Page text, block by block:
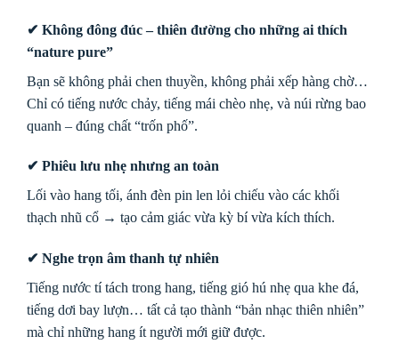
✔ Không đông đúc – thiên đường cho những ai thích
“nature pure”
Bạn sẽ không phải chen thuyền, không phải xếp hàng chờ…
Chỉ có tiếng nước chảy, tiếng mái chèo nhẹ, và núi rừng bao
quanh – đúng chất “trốn phố”.
✔ Phiêu lưu nhẹ nhưng an toàn
Lối vào hang tối, ánh đèn pin len lỏi chiếu vào các khối
thạch nhũ cổ → tạo cảm giác vừa kỳ bí vừa kích thích.
✔ Nghe trọn âm thanh tự nhiên
Tiếng nước tí tách trong hang, tiếng gió hú nhẹ qua khe đá,
tiếng dơi bay lượn… tất cả tạo thành “bản nhạc thiên nhiên”
mà chỉ những hang ít người mới giữ được.